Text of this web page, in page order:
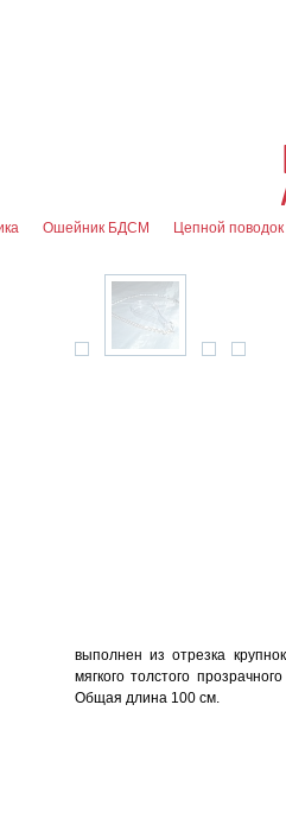
Ошейник БДСМ Цепной
выполнен из отрезка
мягкого толстого
Общая длина 100 см.